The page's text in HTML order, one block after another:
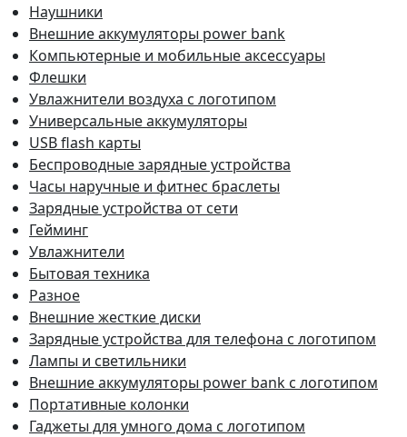
Наушники
Внешние аккумуляторы power bank
Компьютерные и мобильные аксессуары
Флешки
Увлажнители воздуха с логотипом
Универсальные аккумуляторы
USB flash карты
Беспроводные зарядные устройства
Часы наручные и фитнес браслеты
Зарядные устройства от сети
Гейминг
Увлажнители
Бытовая техника
Разное
Внешние жесткие диски
Зарядные устройства для телефона с логотипом
Лампы и светильники
Внешние аккумуляторы power bank с логотипом
Портативные колонки
Гаджеты для умного дома с логотипом